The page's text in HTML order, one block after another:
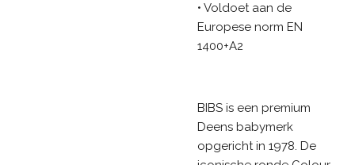
• Voldoet aan de
Europese norm EN
1400+A2
BIBS is een premium
Deens babymerk
opgericht in 1978. De